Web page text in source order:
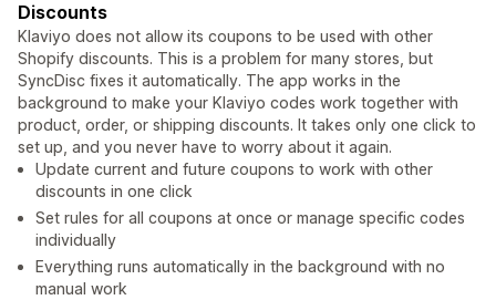
Discounts
Klaviyo does not allow its coupons to be used with other
Shopify discounts. This is a problem for many stores, but
SyncDisc fixes it automatically. The app works in the
background to make your Klaviyo codes work together with
product, order, or shipping discounts. It takes only one click to
set up, and you never have to worry about it again.
Update current and future coupons to work with other
discounts in one click
Set rules for all coupons at once or manage specific codes
individually
Everything runs automatically in the background with no
manual work